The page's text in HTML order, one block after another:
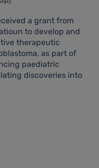
a grant from
to develop and
therapeutic
as part of
paediatric
discoveries into